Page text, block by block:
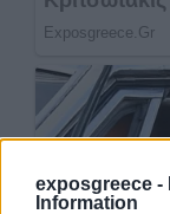
exposgreece -
Information